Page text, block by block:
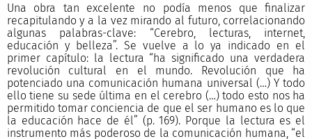
Una obra tan excelente no podía menos que finalizar
recapitulando y a la vez mirando al futuro, correlacionando
algunas palabras-clave: “Cerebro, lecturas, internet,
educación y belleza”. Se vuelve a lo ya indicado en el
primer capítulo: la lectura “ha significado una verdadera
revolución cultural en el mundo. Revolución que ha
potenciado una comunicación humana universal (…) Y todo
ello tiene su sede última en el cerebro (…) todo esto nos ha
permitido tomar conciencia de que el ser humano es lo que
la educación hace de él” (p. 169). Porque la lectura es el
instrumento más poderoso de la comunicación humana, “el